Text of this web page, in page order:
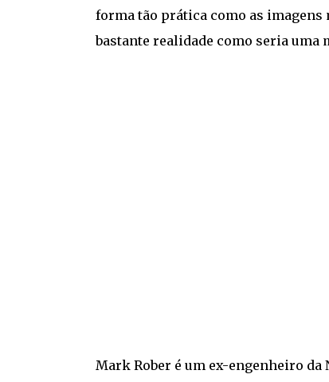
forma tão prática como as
bastante realidade como seria uma
Mark Rober é um ex-engenheiro da